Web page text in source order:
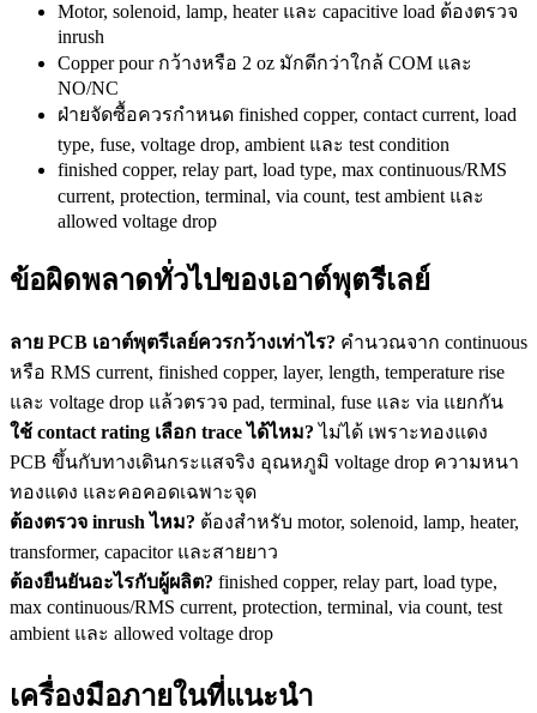
Motor, solenoid, lamp, heater และ capacitive load ต้องตรวจ
inrush
Copper pour กว้างหรือ 2 oz มักดีกว่าใกล้ COM และ
NO/NC
ฝ่ายจัดซื้อควรกำหนด finished copper, contact current, load
type, fuse, voltage drop, ambient และ test condition
finished copper, relay part, load type, max continuous/RMS
current, protection, terminal, via count, test ambient และ
allowed voltage drop
ข้อผิดพลาดทั่วไปของเอาต์พุตรีเลย์
ลาย PCB เอาต์พุตรีเลย์ควรกว้างเท่าไร? คำนวณจาก continuous
หรือ RMS current, finished copper, layer, length, temperature rise
และ voltage drop แล้วตรวจ pad, terminal, fuse และ via แยกกัน
ใช้ contact rating เลือก trace ได้ไหม? ไม่ได้ เพราะทองแดง
PCB ขึ้นกับทางเดินกระแสจริง อุณหภูมิ voltage drop ความหนา
ทองแดง และคอคอดเฉพาะจุด
ต้องตรวจ inrush ไหม? ต้องสำหรับ motor, solenoid, lamp, heater,
transformer, capacitor และสายยาว
ต้องยืนยันอะไรกับผู้ผลิต? finished copper, relay part, load type,
max continuous/RMS current, protection, terminal, via count, test
ambient และ allowed voltage drop
เครื่องมือภายในที่แนะนำ